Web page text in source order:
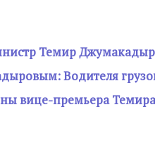
Темир
Водителя
вице-премьера